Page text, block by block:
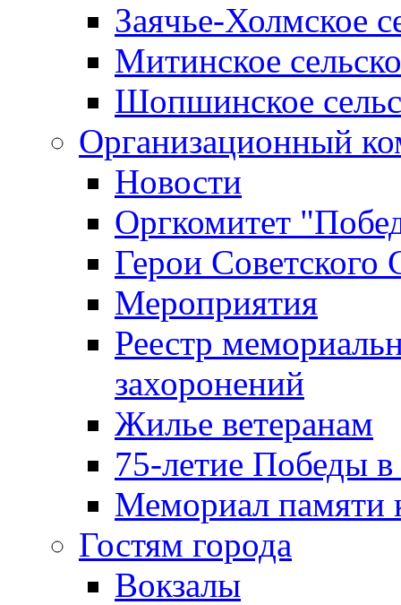
Заячье-Холмское
Митинское
Шопшинское
Организационный
Новости
Оргкомитет
Герои Советского
Мероприятия
Реестр
захоронений
Жилье ветеранам
75-летие Победы
Мемориал памяти
Гостям города
Вокзалы